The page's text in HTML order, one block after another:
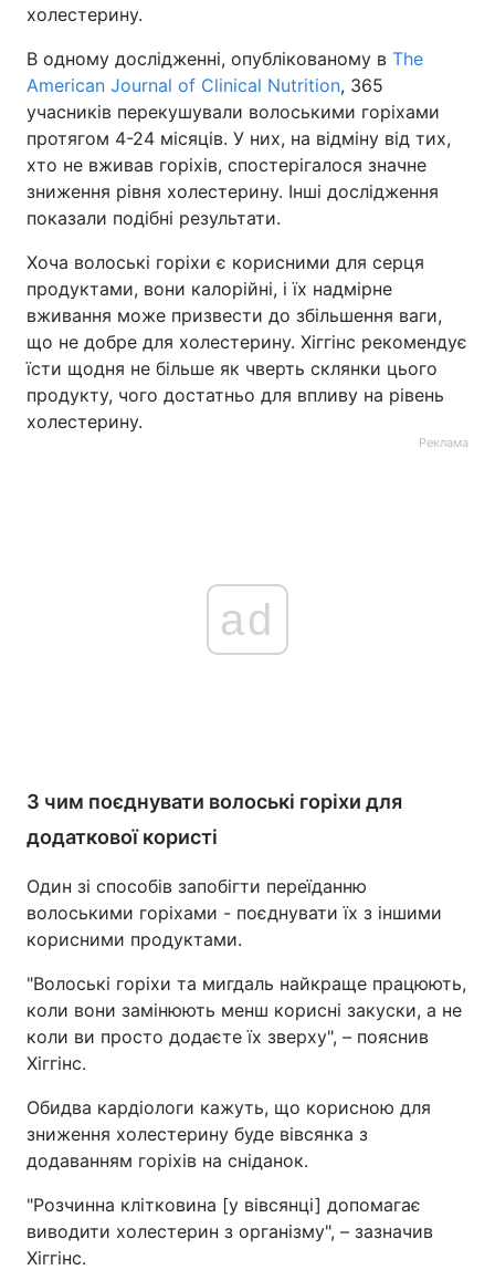
холестерину.
В одному дослідженні, опублікованому в The
American Journal of Clinical Nutrition, 365
учасників перекушували волоськими горіхами
протягом 4-24 місяців. У них, на відміну від тих,
хто не вживав горіхів, спостерігалося значне
зниження рівня холестерину. Інші дослідження
показали подібні результати.
Хоча волоські горіхи є корисними для серця
продуктами, вони калорійні, і їх надмірне
вживання може призвести до збільшення ваги,
що не добре для холестерину. Хіггінс рекомендує
їсти щодня не більше як чверть склянки цього
продукту, чого достатньо для впливу на рівень
холестерину.
Реклама
ad
З чим поєднувати волоські горіхи для
додаткової користі
Один зі способів запобігти переїданню
волоськими горіхами - поєднувати їх з іншими
корисними продуктами.
"Волоські горіхи та мигдаль найкраще працюють,
коли вони замінюють менш корисні закуски, а не
коли ви просто додаєте їх зверху", – пояснив
Хіггінс.
Обидва кардіологи кажуть, що корисною для
зниження холестерину буде вівсянка з
додаванням горіхів на сніданок.
"Розчинна клітковина [у вівсянці] допомагає
виводити холестерин з організму", – зазначив
Хіггінс.